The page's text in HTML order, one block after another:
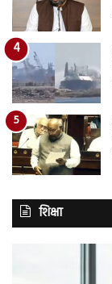
शिक्षा